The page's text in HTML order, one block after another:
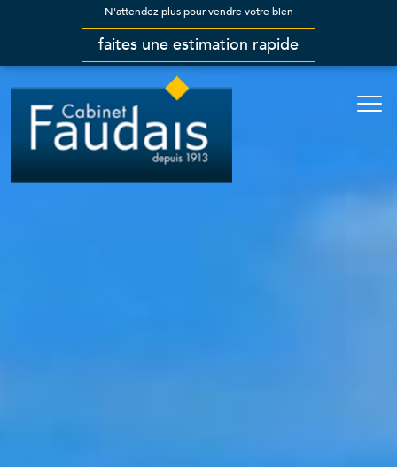
N'attendez plus pour vendre votre bien
faites une estimation rapide